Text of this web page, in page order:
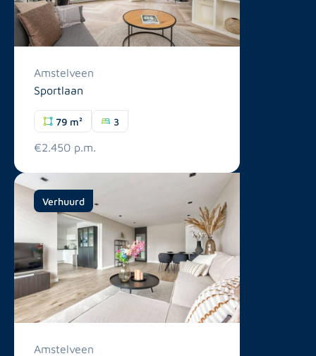
Amstelveen
Sportlaan
79 m² 3
€2.450 p.m.
Verhuurd
Amstelveen